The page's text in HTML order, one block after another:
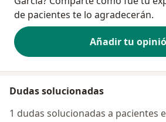
de pacientes te lo agradecerán.
Añadir tu
Dudas solucionadas
1 dudas solucionadas a pacientes